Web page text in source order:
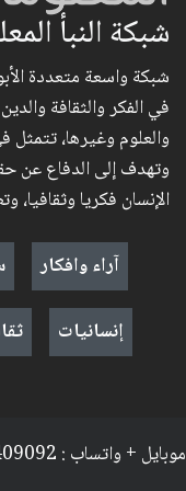
شبكة النبأ
شبكة واسعة متعددة
في الفكر والثقافة
والعلوم وغيرها،
وتهدف إلى الدفاع عن
الإنسان فكريا وثقافيا،
آراء وافكار
إنسانيات
موبايل + واتساب : 009647902409092